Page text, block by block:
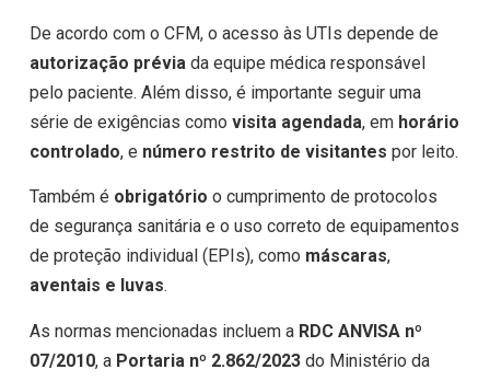
De acordo com o CFM, o acesso às UTIs depende de
autorização préviada equipe médica responsável
pelo paciente. Além disso, é importante seguir uma
série de exigências como visita agendada, em horário
controlado, e número restrito de visitantes por leito.
Também é obrigatório o cumprimento de protocolos
de segurança sanitária e o uso correto de equipamentos
de proteção individual (EPIs), como máscaras,
aventais e luvas.
As normas mencionadas incluem a RDC ANVISA nº
07/2010, a Portaria nº 2.862/2023do Ministério da